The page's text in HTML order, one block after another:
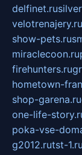
delfinet.ru
velotrenajery.ru
show-pets.ru
miraclecoon.ru
firehunters.ru
hometown-
shop-garena.ru
one-life-
poka-vse-
g2012.rutst-1.ru